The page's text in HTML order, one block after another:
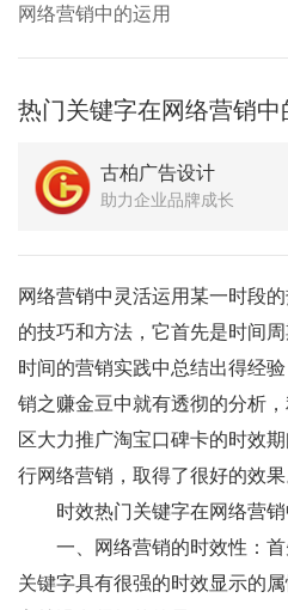
网络营销中的运用
热门关键字在网络营销中
古柏广告设计
助力企业品牌成长
网络营销中灵活运用某一时段
的技巧和方法，它首先是时间
时间的营销实践中总结出得经
销之赚金豆中就有透彻的分析
区大力推广淘宝口碑卡的时效
行网络营销，取得了很好的效果
时效热门关键字在网络营销
一、网络营销的时效性：首
关键字具有很强的时效显示的